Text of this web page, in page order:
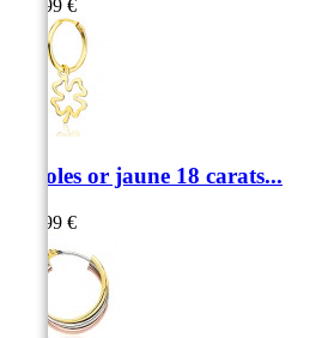
169,99 €
Créoles or jaune 18 carats...
219,99 €